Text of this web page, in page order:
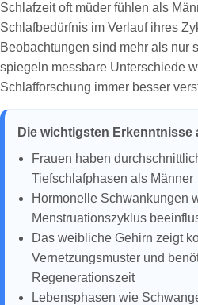
Schlafzeit oft müder fühlen als
Schlafbedürfnis im Verlauf ihres
Beobachtungen sind mehr als nur
spiegeln messbare Unterschiede
Schlafforschung immer besser
Die wichtigsten Erkenntnisse
Frauen haben
Tiefschlafphasen als Männer
Hormonelle Schwankungen
Menstruationszyklus
Das weibliche Gehirn zeigt
Vernetzungsmuster und
Regenerationszeit
Lebensphasen wie